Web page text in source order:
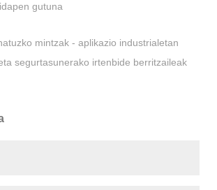
gutuna
mintzak - aplikazio industrialetan
segurtasunerako irtenbide berritzaileak